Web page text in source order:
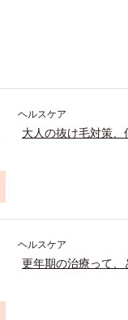
ヘルスケア
大人の抜け毛対策、
ヘルスケア
更年期の治療って、